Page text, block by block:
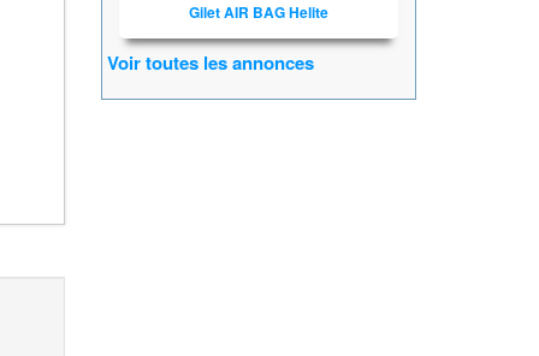
Gilet AIR BAG Helite
Voir toutes les annonces